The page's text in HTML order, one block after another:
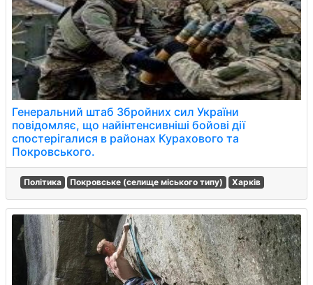
Генеральний штаб Збройних сил України
повідомляє, що найінтенсивніші бойові дії
спостерігалися в районах Курахового та
Покровського.
Політика Покровське (селище міського типу) Харків